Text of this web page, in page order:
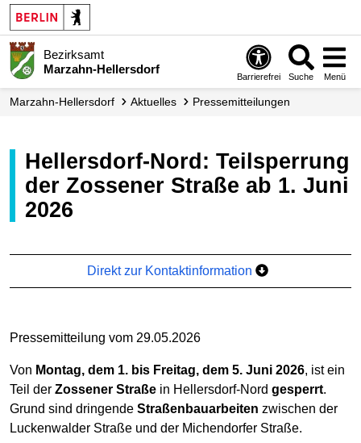
Bezirksamt
Marzahn-Hellersdorf
Barrierefrei Suche Menü
Marzahn-Hellersdorf Aktuelles Presse­mitteilungen
Hellersdorf-Nord: Teilsperrung
der Zossener Straße ab 1. Juni
2026
Direkt zur Kontaktinformation
Pressemitteilung vom 29.05.2026
Von Montag, dem 1. bis Freitag, dem 5. Juni 2026, ist ein
Teil der Zossener Straße in Hellersdorf-Nord gesperrt.
Grund sind dringende Straßenbauarbeiten zwischen der
Luckenwalder Straße und der Michendorfer Straße.